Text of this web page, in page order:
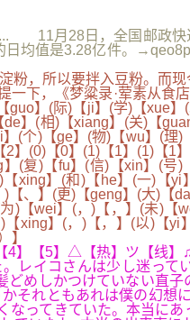
11月28日，全国邮政
均值是3.28亿件。
，所以要拌入豆粉。而现
下，《梦粱录·荤素从食
(际)【ji】(学)【xue】(
】(相)【xiang】(关)【
(个)【ge】(物)【wu】(
】(0)【0】(1)【1】(1)【1
(复)【fu】(信)【xin】(
xing】(和)【he】(一)【
、】(更)【geng】(大)【
)【wei】(，)【，】(未)
xing】(，)【，】(以)【
】
【5】△【热】ツ【线】
レイコさんは少し迷っ
めしかつけていない直
それともあれは僕の幻想
ってきていた。本当に